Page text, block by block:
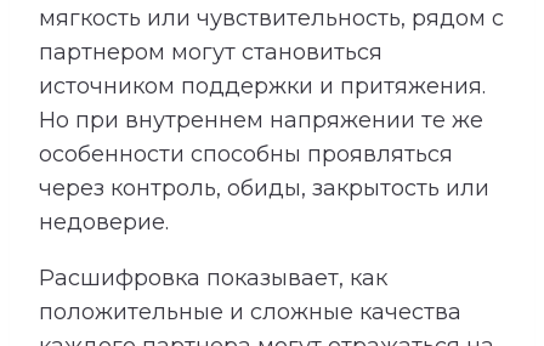
мягкость или чувствительность, рядом с
партнером могут становиться
источником поддержки и притяжения.
Но при внутреннем напряжении те же
особенности способны проявляться
через контроль, обиды, закрытость или
недоверие.
Расшифровка показывает, как
положительные и сложные качества